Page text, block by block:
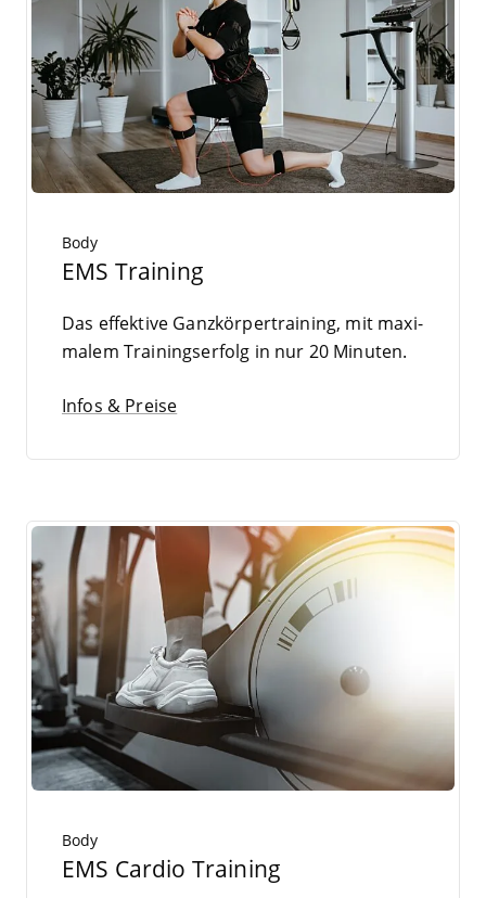
Body
EMS Training
Das effek­ti­ve Ganz­kör­per­trai­ning, mit maxi­
ma­lem Trai­nings­er­folg in nur 20Minuten.
Infos & Preise
Body
EMS Cardio Training